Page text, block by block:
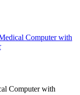
Computer with
Computer with